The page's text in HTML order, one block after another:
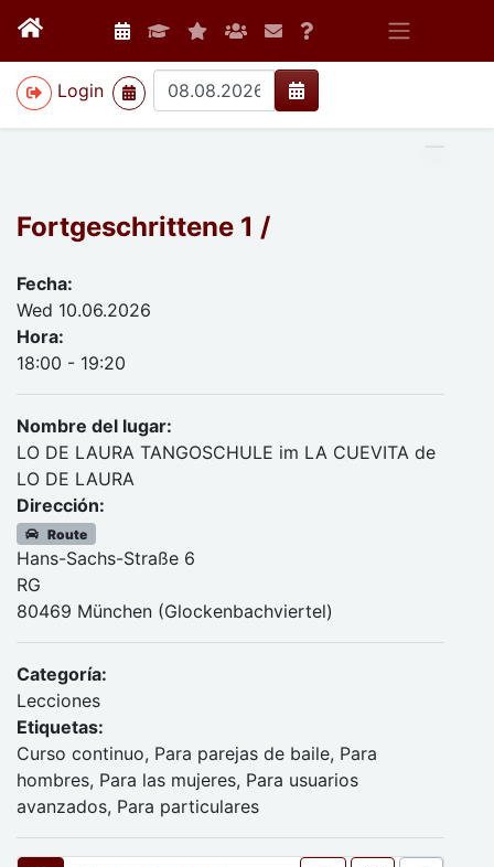
Login
>
Fortgeschrittene 1 /
Fecha:
Wed 10.06.2026
Hora:
18:00 - 19:20
Nombre del lugar:
LO DE LAURA TANGOSCHULE im LA CUEVITA de
LO DE LAURA
Dirección:
Route
Hans-Sachs-Straße 6
RG
80469 München (Glockenbachviertel)
Categoría:
Lecciones
Etiquetas:
Curso continuo, Para parejas de baile, Para
hombres, Para las mujeres, Para usuarios
avanzados, Para particulares